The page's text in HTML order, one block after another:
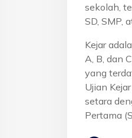
sekolah,
SD, SMP,
Kejar
A, B, dan
yang
Ujian
setara
Pertama